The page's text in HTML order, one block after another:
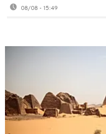
08/08 - 15:49